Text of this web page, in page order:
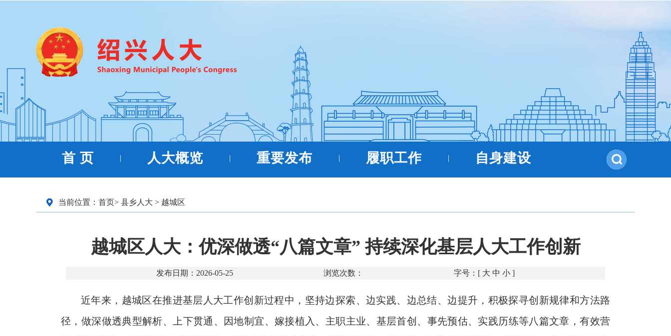
首 页 | 人大概览 | 重要发布 | 履职工作 | 自身建设
当前位置： 首页> 县乡人大 > 越城区
越城区人大：优深做透“八篇文章” 持续深化基层人大工作创新
发布日期：2026-05-25 浏览次数： 字号：[ 大 中 小 ]
近年来，越城区在推进基层人大工作创新过程中，坚持边探索、边实践、边总结、边提升，积极探寻创新规律和方法路
径，做深做透典型解析、上下贯通、因地制宜、嫁接植入、主职主业、基层首创、事先预估、实践历练等八篇文章，有效营